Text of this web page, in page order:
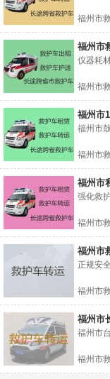
福州市
福州市
仪器耗
福州市
福州市
福州市
福州市
福州市
强化救
福州市
福州市
正规安
福州市
福州市
福州市
福州市